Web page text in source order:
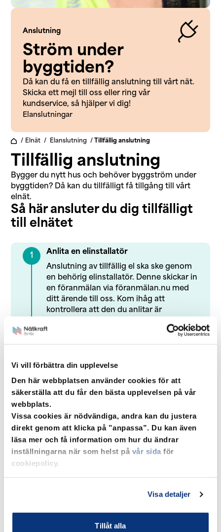
Vi vill förbättra din upplevelse
Den här webbplatsen använder cookies för att
säkerställa att du får den bästa upplevelsen på vår
webbplats.
Vissa cookies är nödvändiga, andra kan du justera
direkt genom att klicka på ”anpassa”. Du kan även
läsa mer och få information om hur du ändrar
inställningarna när som helst på vår sida för
cookiepolicy.
Visa detaljer
Tillåt alla
Anslutning
Ström under
byggtiden?
Då kan du få en tillfällig anslutning till vårt nät.
Skicka ett mejl till oss eller ring vår
kundservice, så hjälper vi dig!
Elanslutningar
/ Elnät / Elanslutning / Tillfällig anslutning
Tillfällig anslutning
Bygger du nytt hus och behöver byggström under
byggtiden? Då kan du tillfälligt få tillgång till vårt
elnät.
Så här ansluter du dig tillfälligt
till elnätet
1
Anlita en elinstallatör
Anslutning av tillfällig el ska ske genom
en behörig elinstallatör. Denne skickar in
en föranmälan via föranmälan.nu med
ditt ärende till oss. Kom ihåg att
kontrollera att den du anlitar är
Antingen kan du hyra ett
byggmätarskåp av oss eller så förser din
elinstallatör dig med ett godkänt skåp,
(max fem meter kabel).
3
Skriv avtal
När din anläggning är färdiganmäld,
registreras du automatiskt som kund
Om du behöver en tillfällig anslutning
teckna ett elhandelsavtal. Kontakta då